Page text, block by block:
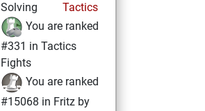
Solving
Tactics
You are ranked
#331 in Tactics
Fights
You are ranked
#15068 in Fritz by